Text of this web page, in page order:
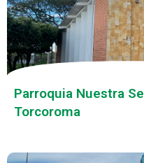
Parroquia Nuestra
Torcoroma